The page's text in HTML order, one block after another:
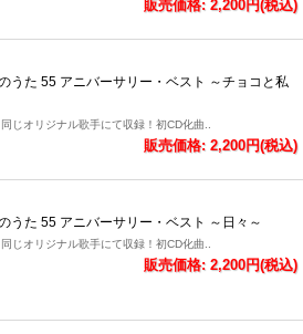
販売価格: 2,200円(税込)
うた 55 アニバーサリー・ベスト ～チョコと私
じオリジナル歌手にて収録！初CD化曲..
販売価格: 2,200円(税込)
うた 55 アニバーサリー・ベスト ～日々～
じオリジナル歌手にて収録！初CD化曲..
販売価格: 2,200円(税込)